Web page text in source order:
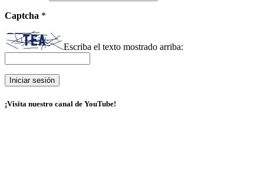
Captcha *
Escriba el texto mostrado arriba:
¡Visita nuestro canal de YouTube!